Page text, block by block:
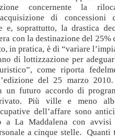
concernente la
di concessioni
e, soprattutto, la drastica
con la destinazione del 25%
in pratica, è di “variare
di lottizzazione per
come riporta
del 25 marzo
un futuro accordo di
Più ville e meno
dell’affare sono
a La Maddalena con
a cinque stelle.